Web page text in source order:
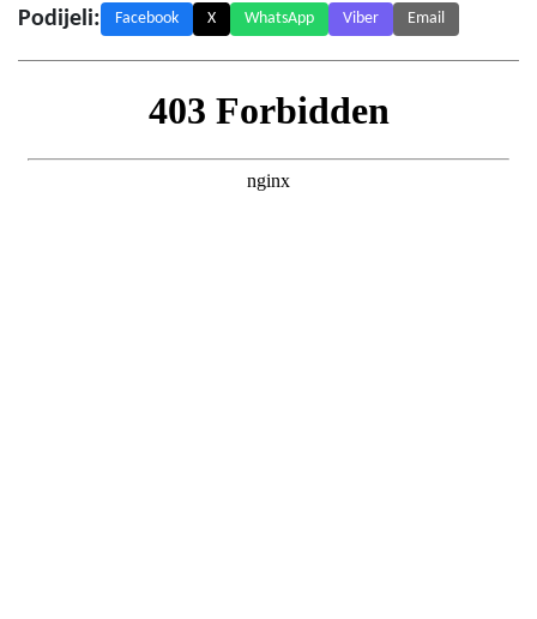
Podijeli: Facebook X WhatsApp Viber Email